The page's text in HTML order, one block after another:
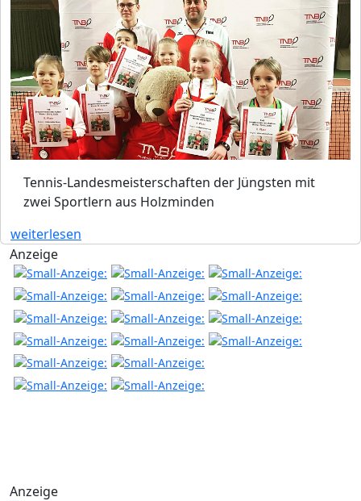
Tennis-Landesmeisterschaften der Jüngsten mit
zwei Sportlern aus Holzminden
weiterlesen
Anzeige
Anzeige